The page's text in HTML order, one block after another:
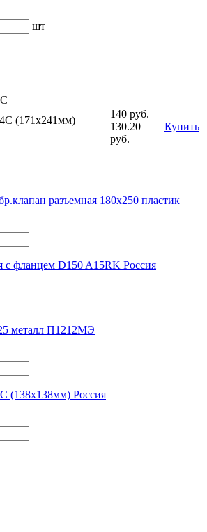
шт
(171х241мм)
140 руб.
130.20
руб.
Купить
разъемная 180х250 пластик
с фланцем D150 A15RK Россия
металл П1212МЭ
(138х138мм) Россия